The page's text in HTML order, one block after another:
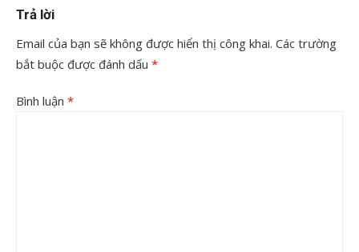
Trả lời
Email của bạn sẽ không được hiển thị công khai. Các trường
bắt buộc được đánh dấu *
Bình luận *